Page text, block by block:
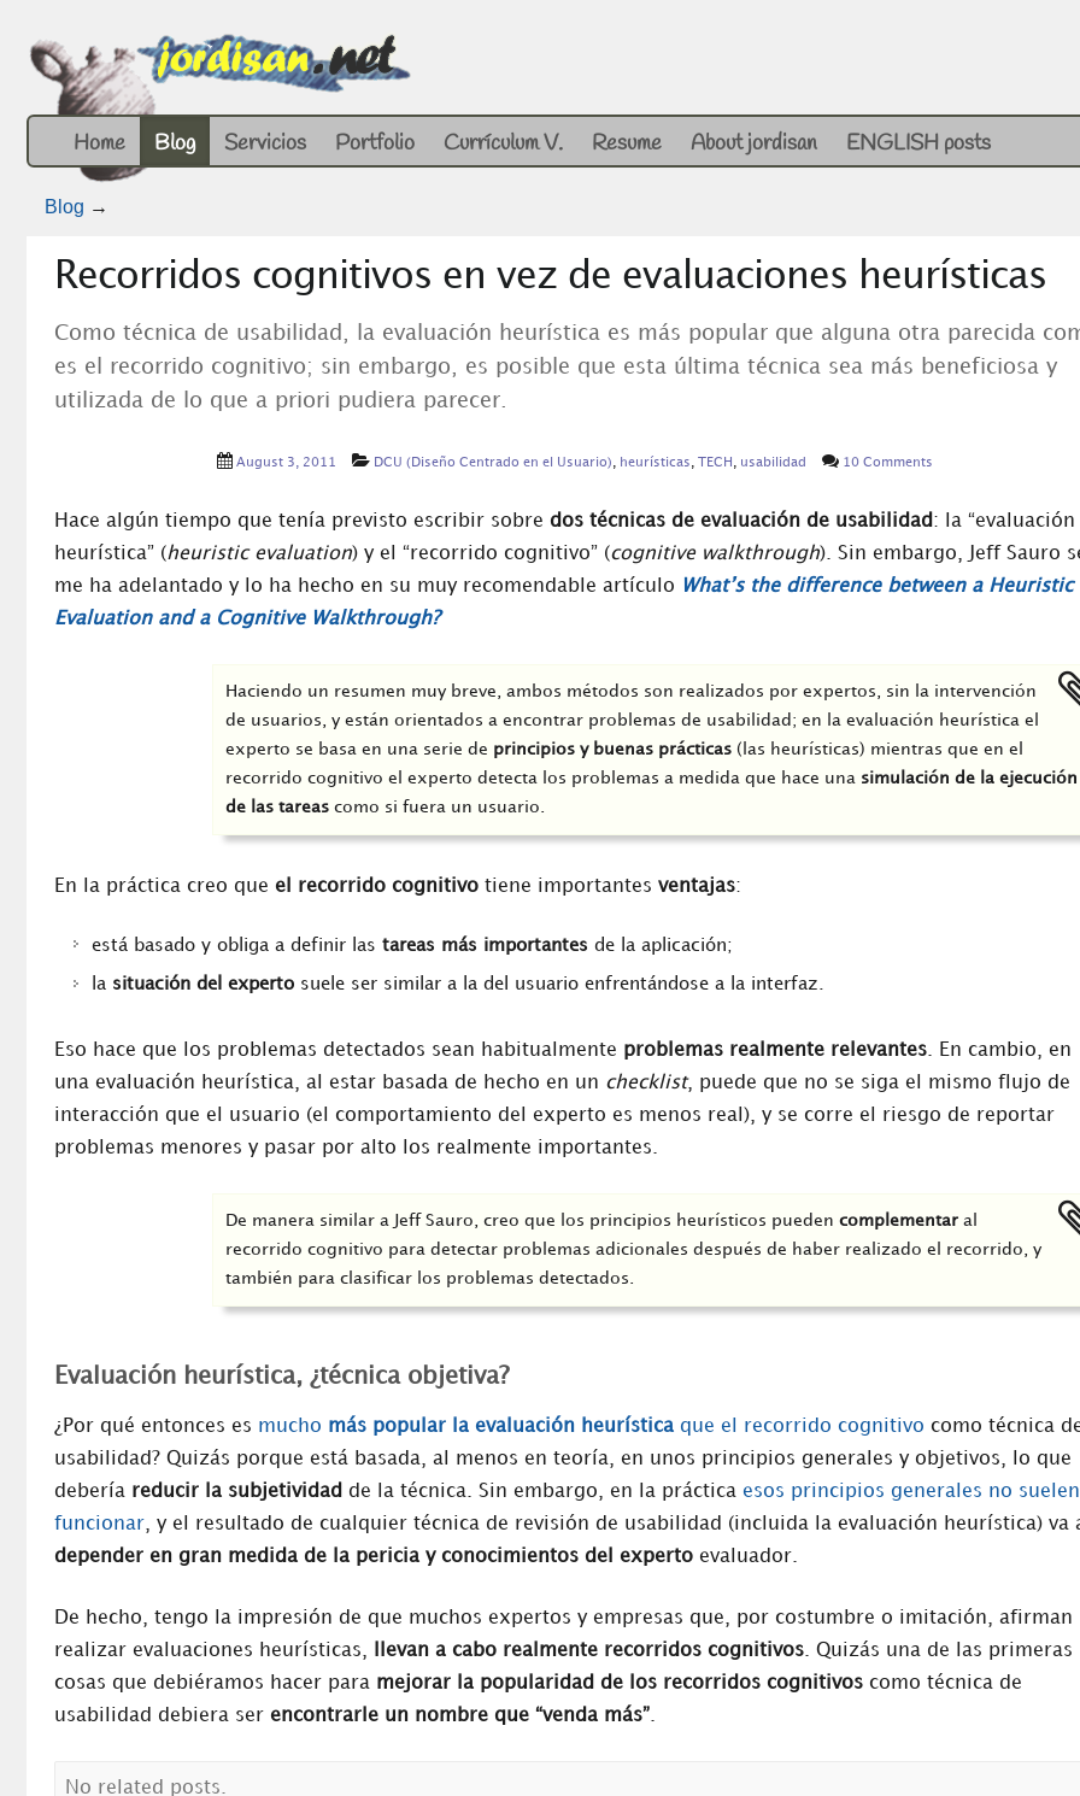
Home Blog Servicios Portfolio Currículum V. Resume About jordisan ENGLISH posts
Blog →
Recorridos cognitivos en vez de evaluaciones heurísticas
Como técnica de usabilidad, la evaluación heurística es más popular que alguna otra parecida
es el recorrido cognitivo; sin embargo, es posible que esta última técnica sea más beneficiosa y
utilizada de lo que a priori pudiera parecer.
August 3, 2011 DCU (Diseño Centrado en el Usuario) , heurísticas , TECH , usabilidad 10 Comments
Hace algún tiempo que tenía previsto escribir sobre dos técnicas de evaluación de usabilidad : la “evaluación
heurística” (heuristic evaluation) y el “recorrido cognitivo” (cognitive walkthrough). Sin embargo, Jeff Sauro
me ha adelantado y lo ha hecho en su muy recomendable artículo
What’s the difference between a Heuristic
Evaluation and a Cognitive Walkthrough?
Haciendo un resumen muy breve, ambos métodos son realizados por expertos, sin la intervención
de usuarios, y están orientados a encontrar problemas de usabilidad; en la evaluación heurística el
experto se basa en una serie de principios y buenas prácticas (las heurísticas) mientras que en el
recorrido cognitivo el experto detecta los problemas a medida que hace una simulación de la ejecución
de las tareas como si fuera un usuario.
En la práctica creo que el recorrido cognitivo tiene importantes ventajas:
está basado y obliga a definir las tareas más importantes de la aplicación;
la situación del experto suele ser similar a la del usuario enfrentándose a la interfaz.
Eso hace que los problemas detectados sean habitualmente problemas realmente relevantes. En cambio, en
una evaluación heurística, al estar basada de hecho en un checklist, puede que no se siga el mismo flujo de
interacción que el usuario (el comportamiento del experto es menos real), y se corre el riesgo de reportar
problemas menores y pasar por alto los realmente importantes.
De manera similar a Jeff Sauro, creo que los principios heurísticos puedencomplementaral
recorrido cognitivo para detectar problemas adicionales después de haber realizado el recorrido, y
también para clasificar los problemas detectados.
Evaluación heurística, ¿técnica objetiva?
¿Por qué entonces es mucho más popular la evaluación heurística que el recorrido cognitivo como técnica
usabilidad? Quizás porque está basada, al menos en teoría, en unos principios generales y objetivos, lo que
debería reducir la subjetividad de la técnica. Sin embargo, en la práctica esos principios generales no suelen
funcionar, y el resultado de cualquier técnica de revisión de usabilidad (incluida la evaluación heurística) va
depender en gran medida de la pericia y conocimientos del experto evaluador.
De hecho, tengo la impresión de que muchos expertos y empresas que, por costumbre o imitación, afirman
realizar evaluaciones heurísticas,
llevan a cabo realmente recorridos cognitivos. Quizás una de las primeras
cosas que debiéramos hacer para mejorar la popularidad de los recorridos cognitivos como técnica de
usabilidad debiera ser encontrarle un nombre que “venda más”.
No related posts.